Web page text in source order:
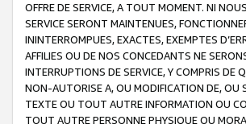
OFFRE DE SERVICE, A TOUT MOMENT. NI
SERVICE SERONT MAINTENUES,
ININTERROMPUES, EXACTES, EXEMPTES
AFFILIES OU DE NOS CONCEDANTS NE
INTERRUPTIONS DE SERVICE, Y COMPRIS DE
NON-AUTORISE A, OU MODIFICATION DE, OU
TEXTE OU TOUT AUTRE INFORMATION OU
TOUT AUTRE PERSONNE PHYSIQUE OU